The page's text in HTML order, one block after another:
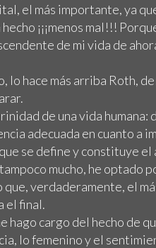
el más importante, ya
¡¡¡menos mal!!!
de mi vida de
lo hace más arriba Roth,
de una vida humana:
adecuada en cuanto a
se define y constituye el
mucho, he optado
que, verdaderamente, el
el final.
hago cargo del hecho de
lo femenino y el